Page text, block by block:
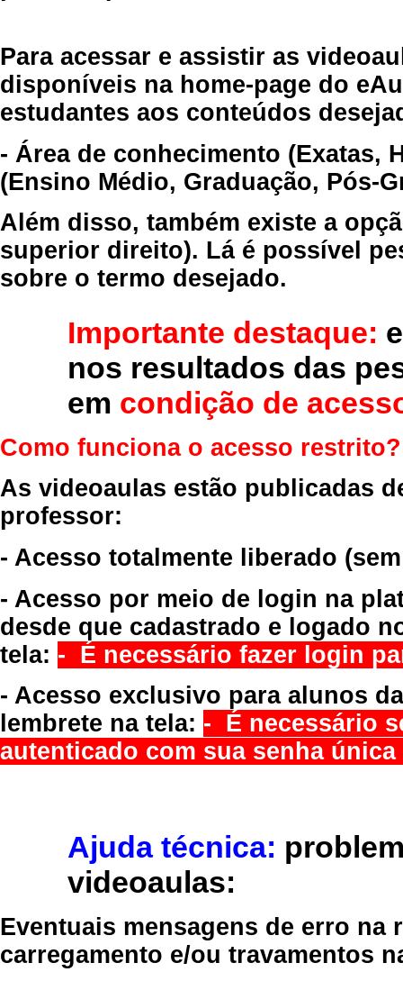
Para acessar e assistir as
disponíveis na home-page do
estudantes aos conteúdos
- Área de conhecimento (Exatas,
(Ensino Médio, Graduação, Pós-
Além disso, também existe a
superior direito). Lá é possível
sobre o termo desejado.
Importante destaque:
nos resultados das
em condição de
Como funciona o acesso restrito?
As videoaulas estão publicadas
professor:
- Acesso totalmente liberado
- Acesso por meio de login na
desde que cadastrado e logado
tela: - É necessário fazer login
- Acesso exclusivo para alunos
lembrete na tela: - É necessário
autenticado com sua senha
Ajuda técnica:
videoaulas:
Eventuais mensagens de erro
carregamento e/ou travamentos